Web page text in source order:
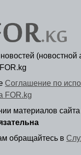
(новостной
Соглашение по
FOR.kg
материалов
обращайтесь в